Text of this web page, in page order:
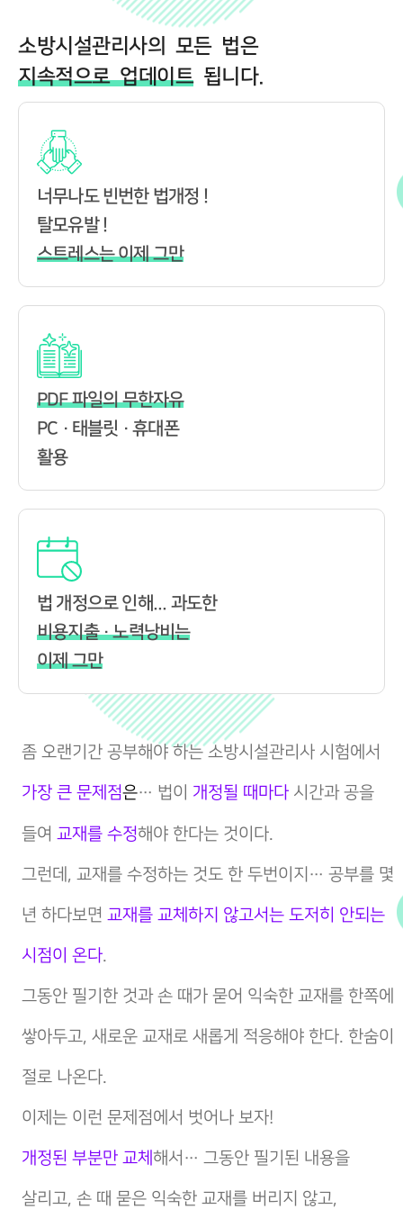
소방시설관리사의 모든 법은
지속적으로 업데이트됩니다.
너무나도 빈번한 법개정 !
탈모유발 !
스트레스는 이제 그만
PDF 파일의 무한자유
PC · 태블릿 · 휴대폰
활용
법 개정으로 인해... 과도한
비용지출 · 노력낭비는
이제 그만
좀 오랜기간 공부해야 하는 소방시설관리사 시험에서
가장 큰 문제점은… 법이 개정될 때마다 시간과 공을
들여 교재를 수정해야 한다는 것이다.
그런데, 교재를 수정하는 것도 한 두번이지… 공부를 몇
년 하다보면 교재를 교체하지 않고서는 도저히 안되는
시점이 온다.
그동안 필기한 것과 손 때가 묻어 익숙한 교재를 한쪽에
쌓아두고, 새로운 교재로 새롭게 적응해야 한다. 한숨이
절로 나온다.
이제는 이런 문제점에서 벗어나 보자!
개정된 부분만 교체 해서… 그동안 필기된 내용을
살리고, 손 때 묻은 익숙한 교재를 버리지 않고,